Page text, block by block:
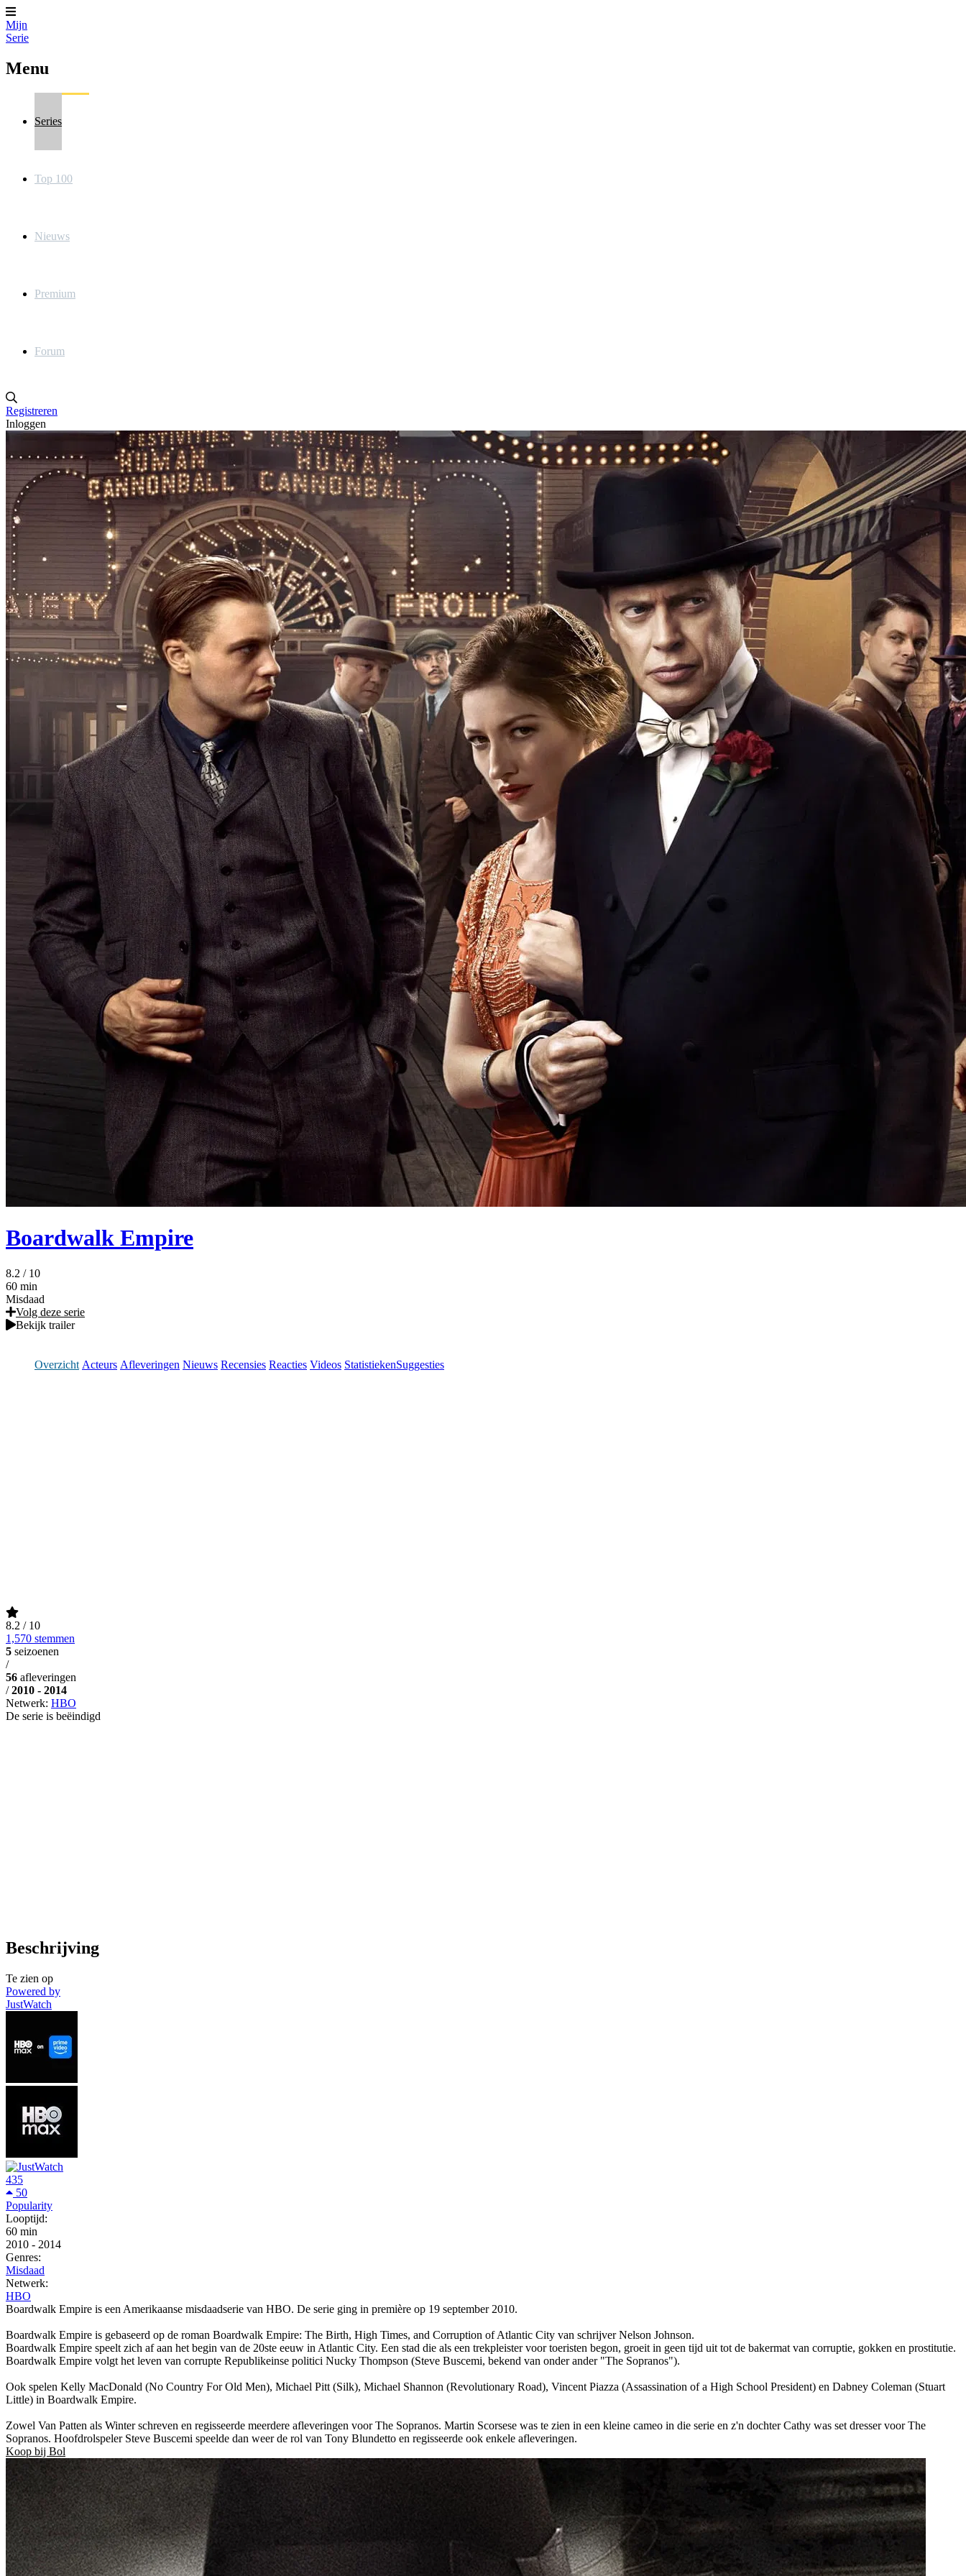
Mijn
Serie
Menu
Series
Top 100
Nieuws
Premium
Forum
Registreren
Inloggen
Boardwalk Empire
8.2 / 10
60 min
Misdaad
Volg deze serie
Bekijk trailer
Overzicht Acteurs Afleveringen Nieuws Recensies Reacties Videos StatistiekenSuggesties
8.2 / 10
1,570 stemmen
5 seizoenen
/
56 afleveringen
/ 2010 - 2014
Netwerk: HBO
De serie is beëindigd
Beschrijving
Te zien op
Powered by
JustWatch
435
50
Popularity
Looptijd:
60 min
2010 - 2014
Genres:
Misdaad
Netwerk:
HBO
Boardwalk Empire is een Amerikaanse misdaadserie van HBO. De serie ging in première op 19 september 2010.
Boardwalk Empire is gebaseerd op de roman Boardwalk Empire: The Birth, High Times, and Corruption of Atlantic City van schrijver Nelson Johnson.
Boardwalk Empire speelt zich af aan het begin van de 20ste eeuw in Atlantic City. Een stad die als een trekpleister voor toeristen begon, groeit in geen tijd uit tot de bakermat van corruptie, gokken en prostitutie.
Boardwalk Empire volgt het leven van corrupte Republikeinse politici Nucky Thompson (Steve Buscemi, bekend van onder ander "The Sopranos").
Ook spelen Kelly MacDonald (No Country For Old Men), Michael Pitt (Silk), Michael Shannon (Revolutionary Road), Vincent Piazza (Assassination of a High School President) en Dabney Coleman (Stuart
Little) in Boardwalk Empire.
Zowel Van Patten als Winter schreven en regisseerde meerdere afleveringen voor The Sopranos. Martin Scorsese was te zien in een kleine cameo in die serie en z'n dochter Cathy was set dresser voor The
Sopranos. Hoofdrolspeler Steve Buscemi speelde dan weer de rol van Tony Blundetto en regisseerde ook enkele afleveringen.
Koop bij Bol